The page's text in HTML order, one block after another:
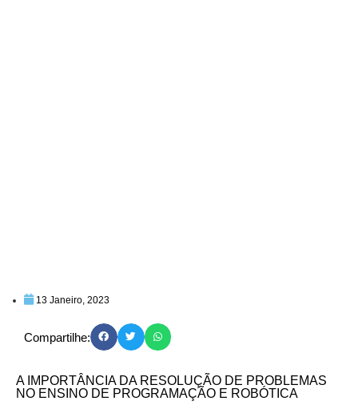
13 Janeiro, 2023
Compartilhe:
A IMPORTÂNCIA DA RESOLUÇÃO DE PROBLEMAS
NO ENSINO DE PROGRAMAÇÃO E ROBÓTICA